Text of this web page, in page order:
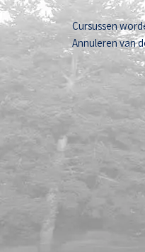
Cursussen
Annuleren van